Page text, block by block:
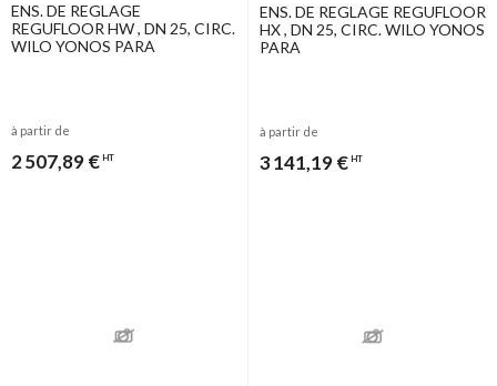
ENS. DE REGLAGE
REGUFLOOR HW , DN 25, CIRC.
WILO YONOS PARA
à partir de
2 507,89 € HT
ENS. DE REGLAGE REGUFLOOR
HX , DN 25, CIRC. WILO YONOS
PARA
à partir de
3 141,19 € HT